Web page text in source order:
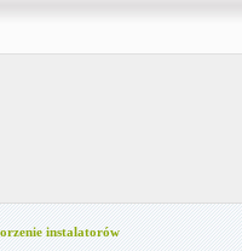
instalatorów